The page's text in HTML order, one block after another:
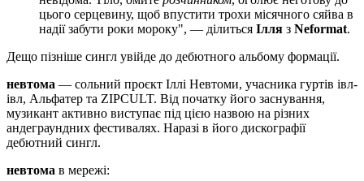
цього серцевину, щоб впустити трохи місячного сяйва в
надії забути роки мороку", — ділиться Ілля з Neformat.
Дещо пізніше сингл увійде до дебютного альбому формації.
невтома — сольний проєкт Іллі Невтоми, учасника гуртів івл-
івл, Альфатер та ZIPCULT. Від початку його заснування,
музикант активно виступає під цією назвою на різних
андеграундних фестивалях. Наразі в його дискографії
дебютний сингл.
невтома в мережі: